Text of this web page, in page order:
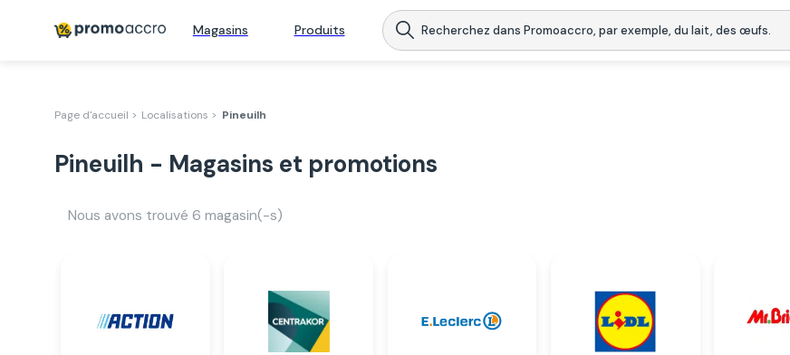
Magasins Produits
Page d'accueil > Localisations > Pineuilh
Pineuilh - Magasins et promotions
Nous avons trouvé 6 magasin(-s)